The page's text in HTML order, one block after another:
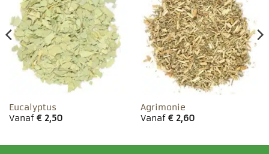
Toevoegen
aan
favorieten
Eucalyptus
Vanaf €2,50
Toevoegen
aan
favorieten
Agrimonie
Vanaf €2,60